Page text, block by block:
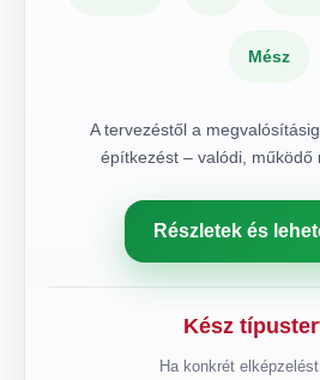
Mész
A tervezéstől a
építkezést – valódi, működő
Részletek és
Kész
Ha konkrét